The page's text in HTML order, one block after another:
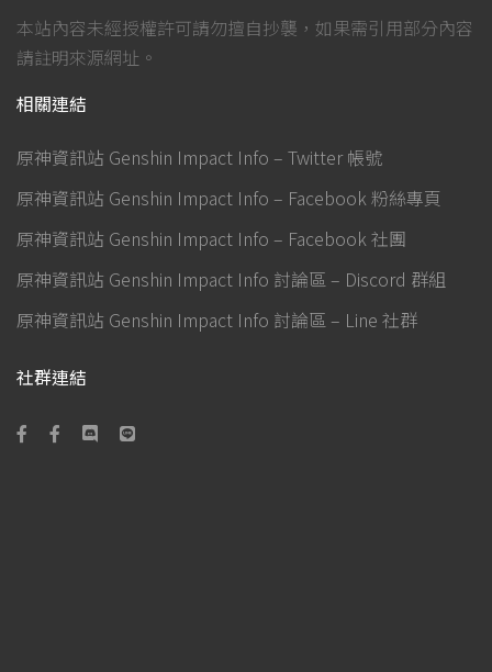
原神資訊站 Genshin Impact Info – Facebook 社團
原神資訊站 Genshin Impact Info 討論區 – Discord 群組
原神資訊站 Genshin Impact Info 討論區 – Line 社群
社群連結